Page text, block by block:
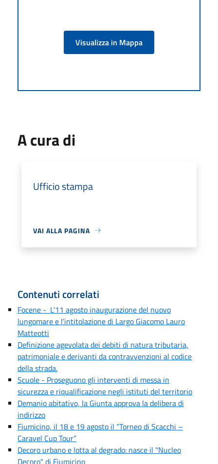
Visualizza in Mappa
A cura di
Ufficio stampa
VAI ALLA PAGINA
Contenuti correlati
Focene - L'11 agosto inaugurazione del nuovo
lungomare e l’intitolazione di Largo Giacomo Lauro
Matteotti
Definizione agevolata dei debiti di natura tributaria,
patrimoniale e derivanti da contravvenzioni al codice
della strada.
Scuole - Proseguono gli interventi di messa in
sicurezza e riqualificazione negli istituti del territorio
Demanio abitativo, la Giunta approva la delibera di
indirizzo
Fiumicino, il 18 e 19 agosto il “Torneo di Scacchi –
Caravel Cup Tour”
Decoro urbano e lotta al degrado: nasce il "Nucleo
Decoro" di Fiumicino